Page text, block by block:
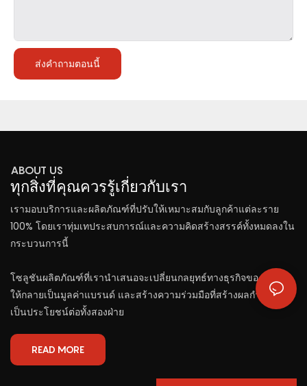
ส่งคำถามตอนนี้
ABOUT US
ทุกสิ่งที่คุณควรรู้เกี่ยวกับเรา
เรามอบบริการและผลิตภัณฑ์ที่ปรับให้เหมาะสมกับลูกค้าแต่ละราย
100% โดยเราทุ่มเทประสบการณ์และความคิดสร้างสรรค์ทั้งหมดลงใน
กระบวนการนี้
โซลูชันผลิตภัณฑ์ที่เรานำเสนอจะเปลี่ยนกลยุทธ์ทางธุรกิจของลูกค้า
ให้กลายเป็นมูลค่าแบรนด์ และสร้างความร่วมมือที่สร้างผลกำไรและ
เป็นประโยชน์ต่อทั้งสองฝ่าย
READ MORE